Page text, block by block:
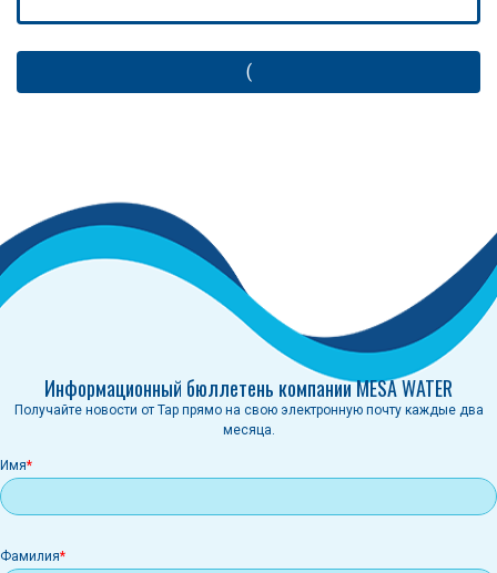
Информационный бюллетень компании MESA WATER
Получайте новости от Tap прямо на свою электронную почту каждые два
месяца.
Имя
Фамилия